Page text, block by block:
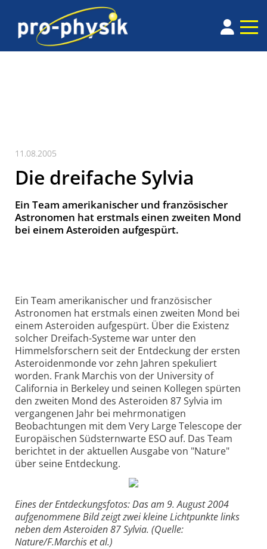
11.08.2005
Die dreifache Sylvia
Ein Team amerikanischer und französischer
Astronomen hat erstmals einen zweiten Mond
bei einem Asteroiden aufgespürt.
Ein Team amerikanischer und französischer
Astronomen hat erstmals einen zweiten Mond bei
einem Asteroiden aufgespürt. Über die Existenz
solcher Dreifach-Systeme war unter den
Himmelsforschern seit der Entdeckung der ersten
Asteroidenmonde vor zehn Jahren spekuliert
worden. Frank Marchis von der University of
California in Berkeley und seinen Kollegen spürten
den zweiten Mond des Asteroiden 87 Sylvia im
vergangenen Jahr bei mehrmonatigen
Beobachtungen mit dem Very Large Telescope der
Europäischen Südsternwarte ESO auf. Das Team
berichtet in der aktuellen Ausgabe von "Nature"
über seine Entdeckung.
Eines der Entdeckungsfotos: Das am 9. August 2004
aufgenommene Bild zeigt zwei kleine Lichtpunkte links
neben dem Asteroiden 87 Sylvia. (Quelle:
Nature/F.Marchis et al.)